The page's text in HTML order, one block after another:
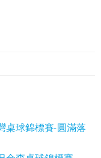
桌球錦標賽-圓滿落